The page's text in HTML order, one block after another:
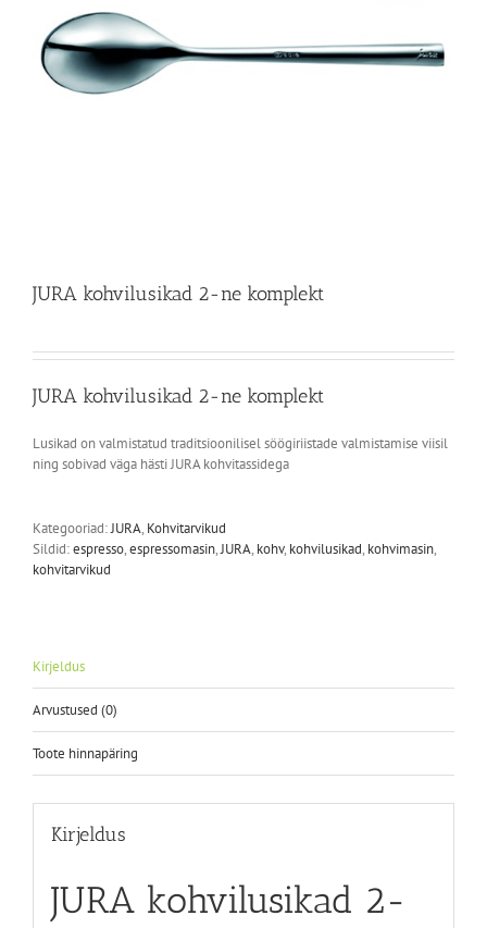
JURA kohvilusikad 2-ne komplekt
JURA kohvilusikad 2-ne komplekt
Lusikad on valmistatud traditsioonilisel söögiriistade valmistamise viisil
ning sobivad väga hästi JURA kohvitassidega
Kategooriad:JURA, Kohvitarvikud
Sildid:espresso,espressomasin,JURA, kohv, kohvilusikad, kohvimasin,
kohvitarvikud
Kirjeldus
Arvustused (0)
Toote hinnapäring
Kirjeldus
JURA kohvilusikad 2-